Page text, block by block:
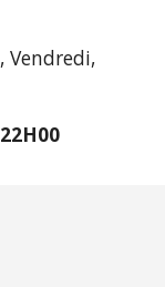
22H00